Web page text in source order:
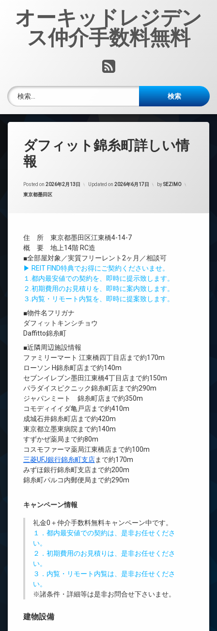
オーキッドレジデン
ス仲介手数料無料
RSS
検索:
ダフィット錦糸町詳しい情
報
Posted on 2026年2月13日 Updated on 2026年6月17日 bySEZIMO
カテゴリー:
東京都墨田区
住 所 東京都墨田区江東橋4-14-7
概 要 地上14階 RC造
■全部屋対象／実質フリーレント2ヶ月／相談可
▶ REIT FIND特典でお得にご契約くださいませ。
１.都内最安値での契約を、即時に提示致します。
２.初期費用のお見積りを、即時に案内致します。
３.内覧・リモート内覧を、即時に提案致します。
■物件名フリガナ
ダフィットキンシチョウ
Daffitto錦糸町
■近隣周辺施設情報
ファミリーマート 江東橋四丁目店まで約170m
ローソン H錦糸町店まで約140m
セブンイレブン墨田江東橋4丁目店まで約150m
パラダイスピクニック錦糸町店まで約290m
ジャパンミート 錦糸町店まで約350m
コモディイイダ亀戸店まで約410m
成城石井錦糸町店まで約420m
東京都立墨東病院まで約140m
すずかぜ薬局まで約80m
コスモファーマ薬局江東橋店まで約100m
三菱UFJ銀行錦糸町支店まで約170m
みずほ銀行錦糸町支店まで約200m
錦糸町パルコ内郵便局まで約290m
キャンペーン情報
礼金0 ＋仲介手数料無料キャンペーン中です。
１．都内最安値での契約は、是非お任せくださ
い。
２．初期費用のお見積りは、是非お任せくださ
い。
３．内覧・リモート内覧は、是非お任せくださ
い。
※諸条件・詳細等は是非お問合せ下さいませ。
建物設備